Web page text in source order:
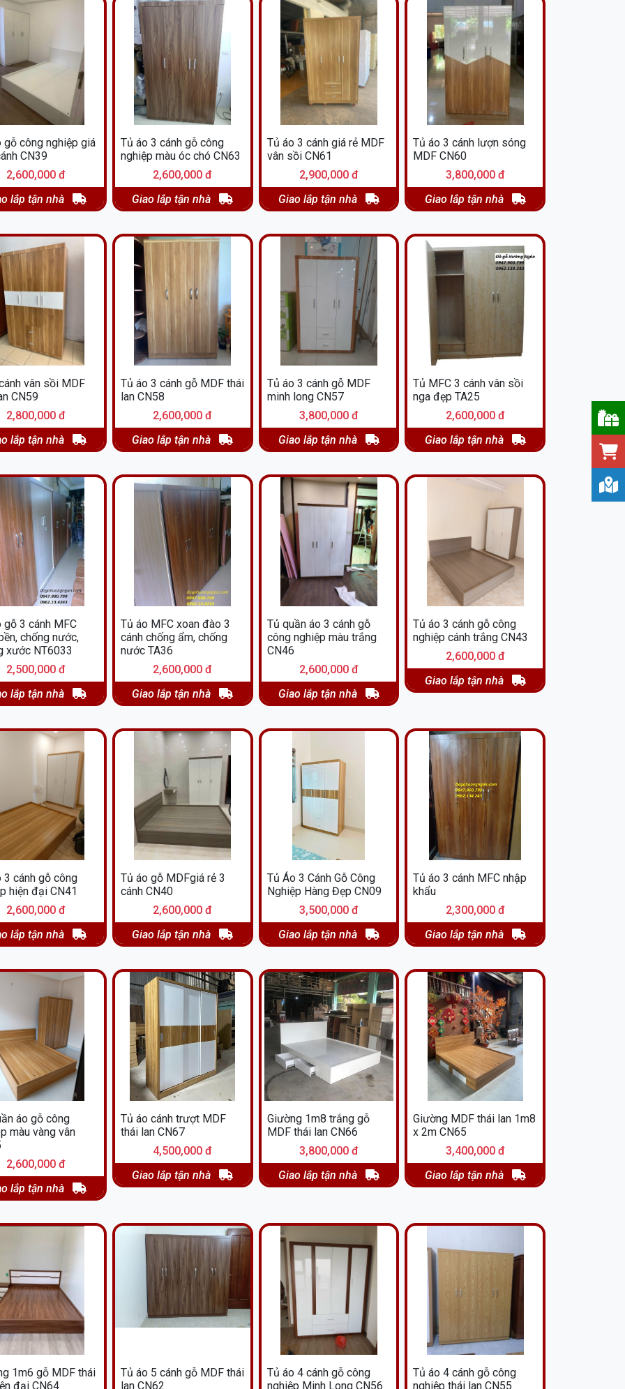
gỗ công nghiệp giá
CN39
2,600,000 đ
lắp tận nhà
Tủ áo 3 cánh gỗ công
nghiệp màu óc chó CN63
2,600,000 đ
Giao lắp tận nhà
Tủ áo 3 cánh giá rẻ MDF
vân sồi CN61
2,900,000 đ
Giao lắp tận nhà
Tủ áo 3 cánh lượn sóng
MDF CN60
3,800,000 đ
Giao lắp tận nhà
vân sồi MDF
CN59
2,800,000 đ
lắp tận nhà
Tủ áo 3 cánh gỗ MDF thái
lan CN58
2,600,000 đ
Giao lắp tận nhà
Tủ áo 3 cánh gỗ MDF
minh long CN57
3,800,000 đ
Giao lắp tận nhà
Tủ MFC 3 cánh vân sồi
nga đẹp TA25
2,600,000 đ
Giao lắp tận nhà
gỗ 3 cánh MFC
chống nước,
xước NT6033
2,500,000 đ
lắp tận nhà
Tủ áo MFC xoan đào 3
cánh chống ẩm, chống
nước TA36
2,600,000 đ
Giao lắp tận nhà
Tủ quần áo 3 cánh gỗ
công nghiệp màu trắng
CN46
2,600,000 đ
Giao lắp tận nhà
Tủ áo 3 cánh gỗ công
nghiệp cánh trắng CN43
2,600,000 đ
Giao lắp tận nhà
3 cánh gỗ công
hiện đại CN41
2,600,000 đ
lắp tận nhà
Tủ áo gỗ MDFgiá rẻ 3
cánh CN40
2,600,000 đ
Giao lắp tận nhà
Tủ Áo 3 Cánh Gỗ Công
Nghiệp Hàng Đẹp CN09
3,500,000 đ
Giao lắp tận nhà
Tủ áo 3 cánh MFC nhập
khẩu
2,300,000 đ
Giao lắp tận nhà
áo gỗ công
màu vàng vân
2,600,000 đ
lắp tận nhà
Tủ áo cánh trượt MDF
thái lan CN67
4,500,000 đ
Giao lắp tận nhà
Giường 1m8 trắng gỗ
MDF thái lan CN66
3,800,000 đ
Giao lắp tận nhà
Giường MDF thái lan 1m8
x 2m CN65
3,400,000 đ
Giao lắp tận nhà
1m6 gỗ MDF thái
đại CN64
Tủ áo 5 cánh gỗ MDF thái
lan CN62
Tủ áo 4 cánh gỗ công
nghiệp Minh Long CN56
Tủ áo 4 cánh gỗ công
nghiệp thái lan CN55